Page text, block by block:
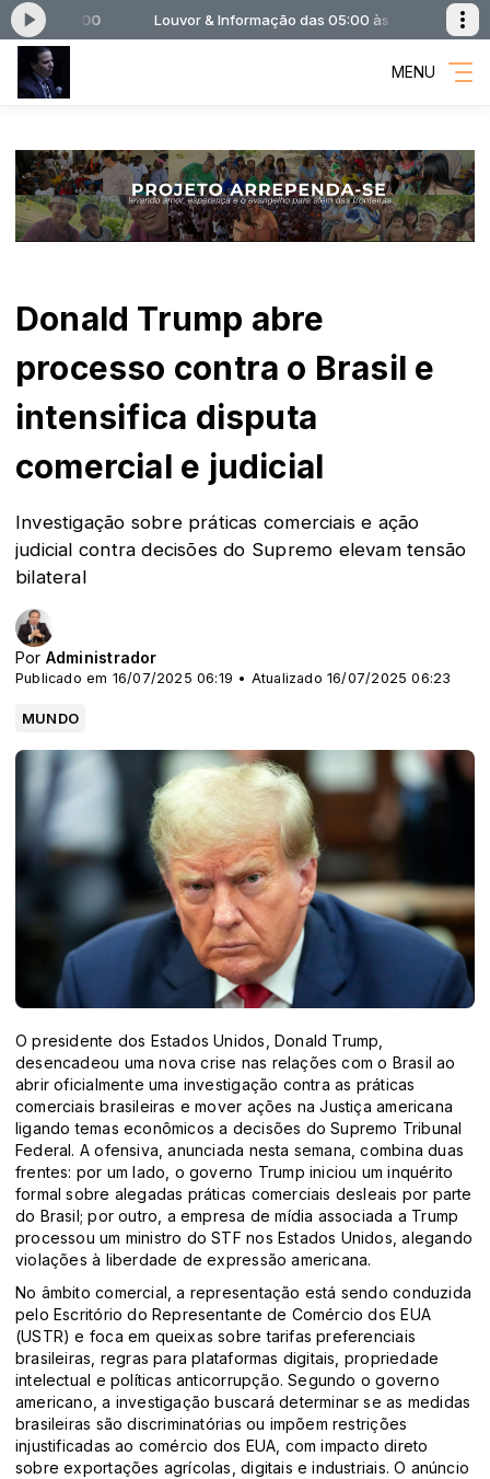
às 18:00 Louvor & Informação das 05:00 às 18:00
MENU
Donald Trump abre
processo contra o Brasil e
intensifica disputa
comercial e judicial
Investigação sobre práticas comerciais e ação
judicial contra decisões do Supremo elevam tensão
bilateral
Por Administrador
Publicado em 16/07/2025 06:19 • Atualizado 16/07/2025 06:23
MUNDO
O presidente dos Estados Unidos, Donald Trump,
desencadeou uma nova crise nas relações com o Brasil ao
abrir oficialmente uma investigação contra as práticas
comerciais brasileiras e mover ações na Justiça americana
ligando temas econômicos a decisões do Supremo Tribunal
Federal. A ofensiva, anunciada nesta semana, combina duas
frentes: por um lado, o governo Trump iniciou um inquérito
formal sobre alegadas práticas comerciais desleais por parte
do Brasil; por outro, a empresa de mídia associada a Trump
processou um ministro do STF nos Estados Unidos, alegando
violações à liberdade de expressão americana.
No âmbito comercial, a representação está sendo conduzida
pelo Escritório do Representante de Comércio dos EUA
(USTR) e foca em queixas sobre tarifas preferenciais
brasileiras, regras para plataformas digitais, propriedade
intelectual e políticas anticorrupção. Segundo o governo
americano, a investigação buscará determinar se as medidas
brasileiras são discriminatórias ou impõem restrições
injustificadas ao comércio dos EUA, com impacto direto
sobre exportações agrícolas, digitais e industriais. O anúncio